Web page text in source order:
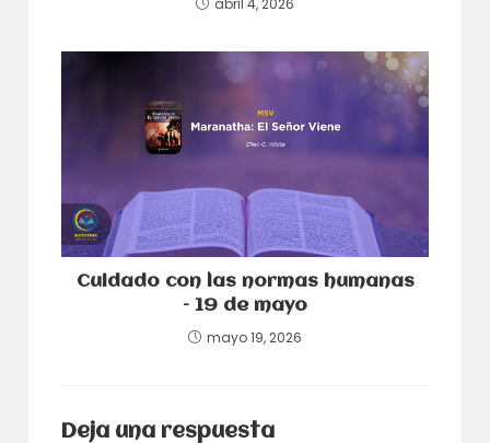
Cuidado con las normas humanas
– 19 de mayo
mayo 19, 2026
Deja una respuesta